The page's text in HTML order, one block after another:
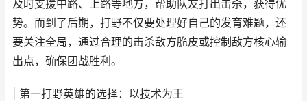
及时支援中路、上路等地方，帮助队友打出击杀，获得优
势。而到了后期，打野不仅要处理好自己的发育难题，还
要关注全局，通过合理的击杀敌方脆皮或控制敌方核心输
出点，确保团战胜利。
| 第一打野英雄的选择：以技术为王